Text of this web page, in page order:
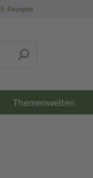
Rezepte
Themenwelten